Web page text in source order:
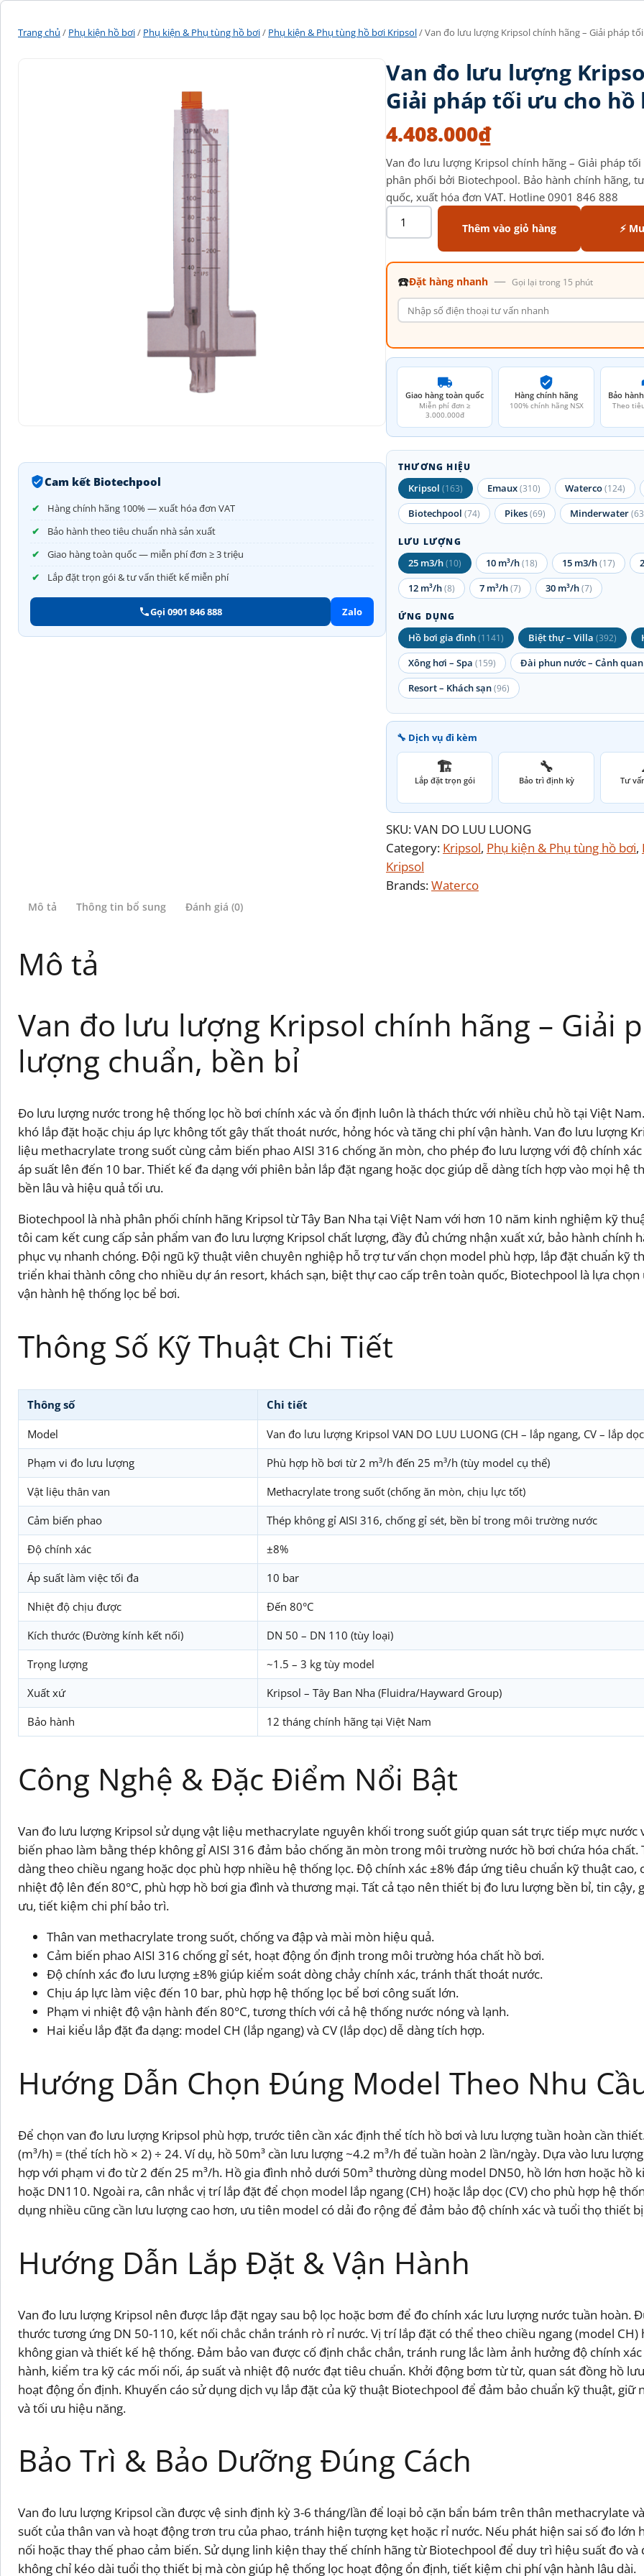
Trang chủ / Phụ kiện hồ bơi/ Phụ kiện & Phụ tùng hồ bơi/ Phụ kiện & Phụ tùng hồ bơi Kripsol/ Van đo lưu lượng Kripsol chính hãng – Giải pháp
Cam kết Biotechpool
Hàng chính hãng 100% — xuất hóa đơn VAT
Bảo hành theo tiêu chuẩn nhà sản xuất
Giao hàng toàn quốc — miễn phí đơn ≥ 3 triệu
Lắp đặt trọn gói & tư vấn thiết kế miễn phí
Gọi 0901 846 888 Zalo
Van đo lưu lượng
Giải pháp tối ưu cho hồ
4.408.000₫
Van đo lưu lượng Kripsol chính hãng – Giải pháp
phân phối bởi Biotechpool. Bảo hành chính hãng,
quốc, xuất hóa đơn VAT. Hotline 0901 846 888
Thêm vào giỏ hàng ⚡
☎️Đặt hàng nhanh — Gọi lại trong 15 phút
Giao hàng toàn quốc
Miễn phí đơn ≥
3.000.000đ
Hàng chính hãng
100% chính hãng NSX
Bảo
Theo
THƯƠNG HIỆU
Kripsol (163) Emaux(310) Waterco(124)
Biotechpool (74) Pikes(69) Minderwater
LƯU LƯỢNG
25 m3/h(10) 10 m³/h(18) 15 m3/h(17)
12 m³/h(8) 7 m³/h(7) 30 m³/h(7)
ỨNG DỤNG
Hồ bơi gia đình(1141) Biệt thự – Villa (392)
Xông hơi – Spa (159)
Đài phun nước – Cảnh quan
Resort – Khách sạn(96)
🔧 Dịch vụ đi kèm
🏗️
Lắp đặt trọn gói
🔧
Bảo trì định kỳ Tư
SKU:VAN DO LUU LUONG
Category: Kripsol, Phụ kiện & Phụ tùng hồ bơi,
Kripsol
Brands:Waterco
Mô tả Thông tin bổ sung Đánh giá (0)
Mô tả
Van đo lưu lượng Kripsol chính hãng – Giải
lượng chuẩn, bền bỉ
Đo lưu lượng nước trong hệ thống lọc hồ bơi chính xác và ổn định luôn là thách thức với nhiều chủ hồ tại Việt
khó lắp đặt hoặc chịu áp lực không tốt gây thất thoát nước, hỏng hóc và tăng chi phí vận hành. Van đo lưu lượng
liệu methacrylate trong suốt cùng cảm biến phao AISI 316 chống ăn mòn, cho phép đo lưu lượng với độ chính
áp suất lên đến 10 bar. Thiết kế đa dạng với phiên bản lắp đặt ngang hoặc dọc giúp dễ dàng tích hợp vào mọi hệ
bền lâu và hiệu quả tối ưu.
Biotechpool là nhà phân phối chính hãng Kripsol từ Tây Ban Nha tại Việt Nam với hơn 10 năm kinh nghiệm kỹ
tôi cam kết cung cấp sản phẩm van đo lưu lượng Kripsol chất lượng, đầy đủ chứng nhận xuất xứ, bảo hành chính
phục vụ nhanh chóng. Đội ngũ kỹ thuật viên chuyên nghiệp hỗ trợ tư vấn chọn model phù hợp, lắp đặt chuẩn kỹ
triển khai thành công cho nhiều dự án resort, khách sạn, biệt thự cao cấp trên toàn quốc, Biotechpool là lựa
vận hành hệ thống lọc bể bơi.
Thông Số Kỹ Thuật Chi Tiết
Thông số Chi tiết
Model Van đo lưu lượng Kripsol VAN DO LUU LUONG (CH – lắp ngang, CV – lắp
Phạm vi đo lưu lượng Phù hợp hồ bơi từ 2 m³/h đến 25 m³/h (tùy model cụ thể)
Vật liệu thân van Methacrylate trong suốt (chống ăn mòn, chịu lực tốt)
Cảm biến phao Thép không gỉ AISI 316, chống gỉ sét, bền bỉ trong môi trường nước
Độ chính xác ±8%
Áp suất làm việc tối đa 10 bar
Nhiệt độ chịu được Đến 80°C
Kích thước (Đường kính kết nối) DN 50 – DN 110 (tùy loại)
Trọng lượng ~1.5 – 3 kg tùy model
Xuất xứ Kripsol – Tây Ban Nha (Fluidra/Hayward Group)
Bảo hành 12 tháng chính hãng tại Việt Nam
Công Nghệ & Đặc Điểm Nổi Bật
Van đo lưu lượng Kripsol sử dụng vật liệu methacrylate nguyên khối trong suốt giúp quan sát trực tiếp mực nước
biến phao làm bằng thép không gỉ AISI 316 đảm bảo chống ăn mòn trong môi trường nước hồ bơi chứa hóa chất.
dàng theo chiều ngang hoặc dọc phù hợp nhiều hệ thống lọc. Độ chính xác ±8% đáp ứng tiêu chuẩn kỹ thuật cao,
nhiệt độ lên đến 80°C, phù hợp hồ bơi gia đình và thương mại. Tất cả tạo nên thiết bị đo lưu lượng bền bỉ, tin cậy,
ưu, tiết kiệm chi phí bảo trì.
Thân van methacrylate trong suốt, chống va đập và mài mòn hiệu quả.
Cảm biến phao AISI 316 chống gỉ sét, hoạt động ổn định trong môi trường hóa chất hồ bơi.
Độ chính xác đo lưu lượng ±8% giúp kiểm soát dòng chảy chính xác, tránh thất thoát nước.
Chịu áp lực làm việc đến 10 bar, phù hợp hệ thống lọc bể bơi công suất lớn.
Phạm vi nhiệt độ vận hành đến 80°C, tương thích với cả hệ thống nước nóng và lạnh.
Hai kiểu lắp đặt đa dạng: model CH (lắp ngang) và CV (lắp dọc) dễ dàng tích hợp.
Hướng Dẫn Chọn Đúng Model Theo Nhu
Để chọn van đo lưu lượng Kripsol phù hợp, trước tiên cần xác định thể tích hồ bơi và lưu lượng tuần hoàn cần
(m³/h) = (thể tích hồ × 2) ÷ 24. Ví dụ, hồ 50m³ cần lưu lượng ~4.2 m³/h để tuần hoàn 2 lần/ngày. Dựa vào lưu
hợp với phạm vi đo từ 2 đến 25 m³/h. Hồ gia đình nhỏ dưới 50m³ thường dùng model DN50, hồ lớn hơn hoặc hồ
hoặc DN110. Ngoài ra, cân nhắc vị trí lắp đặt để chọn model lắp ngang (CH) hoặc lắp dọc (CV) cho phù hợp hệ
dụng nhiều cũng cần lưu lượng cao hơn, ưu tiên model có dải đo rộng để đảm bảo độ chính xác và tuổi thọ thiết
Hướng Dẫn Lắp Đặt & Vận Hành
Van đo lưu lượng Kripsol nên được lắp đặt ngay sau bộ lọc hoặc bơm để đo chính xác lưu lượng nước tuần hoàn.
thước tương ứng DN 50-110, kết nối chắc chắn tránh rò rỉ nước. Vị trí lắp đặt có thể theo chiều ngang (model CH)
không gian và thiết kế hệ thống. Đảm bảo van được cố định chắc chắn, tránh rung lắc làm ảnh hưởng độ chính
hành, kiểm tra kỹ các mối nối, áp suất và nhiệt độ nước đạt tiêu chuẩn. Khởi động bơm từ từ, quan sát đồng hồ
hoạt động ổn định. Khuyến cáo sử dụng dịch vụ lắp đặt của kỹ thuật Biotechpool để đảm bảo chuẩn kỹ thuật, giữ
và tối ưu hiệu năng.
Bảo Trì & Bảo Dưỡng Đúng Cách
Van đo lưu lượng Kripsol cần được vệ sinh định kỳ 3-6 tháng/lần để loại bỏ cặn bẩn bám trên thân methacrylate
suốt của thân van và hoạt động trơn tru của phao, tránh hiện tượng kẹt hoặc rỉ nước. Nếu phát hiện sai số đo lớn
nối hoặc thay thế phao cảm biến. Sử dụng linh kiện thay thế chính hãng từ Biotechpool để duy trì hiệu suất đo và
không chỉ kéo dài tuổi thọ thiết bị mà còn giúp hệ thống lọc hoạt động ổn định, tiết kiệm chi phí vận hành lâu dài.